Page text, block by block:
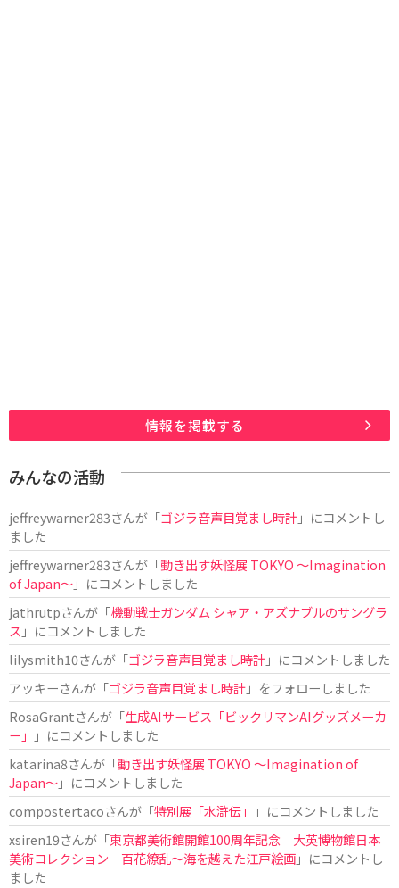
情報を掲載する
みんなの活動
jeffreywarner283さんが「ゴジラ音声目覚まし時計」にコメントし
ました
jeffreywarner283さんが「動き出す妖怪展 TOKYO 〜Imagination
of Japan〜」にコメントしました
jathrutpさんが「機動戦士ガンダム シャア・アズナブルのサングラ
ス 」にコメントしました
lilysmith10さんが「ゴジラ音声目覚まし時計」にコメントしました
アッキーさんが「ゴジラ音声目覚まし時計」をフォローしました
RosaGrantさんが「生成AIサービス「ビックリマンAIグッズメーカ
ー」
」にコメントしました
katarina8さんが「動き出す妖怪展 TOKYO 〜Imagination of
Japan〜」にコメントしました
compostertacoさんが「特別展「水滸伝」
」にコメントしました
xsiren19さんが「東京都美術館開館100周年記念 大英博物館日本
美術コレクション 百花繚乱～海を越えた江戸絵画」にコメントし
ました